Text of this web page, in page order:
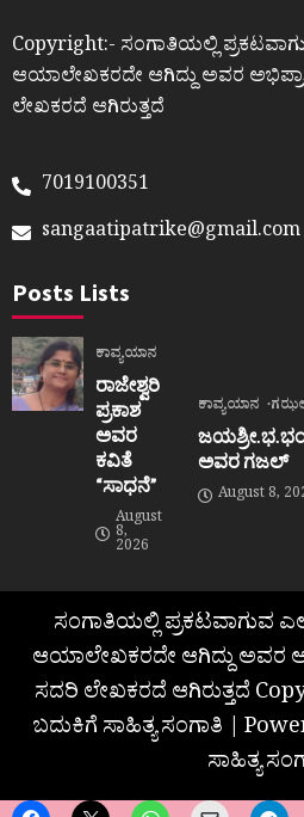
Copyright:- ಸಂಗಾತಿಯಲ್ಲಿ
ಆಯಾಲೇಖಕರದೇ ಆಗಿದ್ದು ಅವರ
ಲೇಖಕರದೆ ಆಗಿರುತ್ತದೆ
7019100351
sangaatipatrike@gmail.com
Posts Lists
ಕಾವ್ಯಯಾನ
ರಾಜೇಶ್ವರಿ
ಪ್ರಕಾಶ
ಅವರ
ಕವಿತೆ
“ಸಾಧನೆ”
August
8,
2026
ಕಾವ್ಯಯಾನ
ಅವರ ಗಜಲ್
August 8,
ಸಂಗಾತಿಯಲ್ಲಿ ಪ್ರಕಟವಾಗುವ
ಆಯಾಲೇಖಕರದೇ ಆಗಿದ್ದು ಅವರ
ಸದರಿ ಲೇಖಕರದೆ ಆಗಿರುತ್ತದೆ
ಬದುಕಿಗೆ ಸಾಹಿತ್ಯ ಸಂಗಾತಿ |
ಸಾಹಿತ್ಯ